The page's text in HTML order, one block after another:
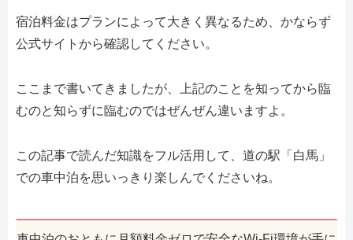
宿泊料金はプランによって大きく異なるため、かならず
公式サイトから確認してください。
ここまで書いてきましたが、上記のことを知ってから臨
むのと知らずに臨むのではぜんぜん違いますよ。
この記事で読んだ知識をフル活用して、道の駅「白馬」
での車中泊を思いっきり楽しんでくださいね。